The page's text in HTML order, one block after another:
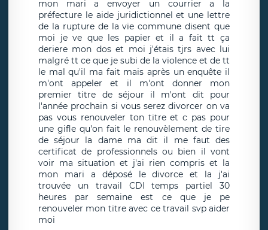
mon mari a envoyer un courrier a la
préfecture le aide juridictionnel et une lettre
de la rupture de la vie commune disent que
moi je ve que les papier et il a fait tt ça
deriere mon dos et moi j'étais tjrs avec lui
malgré tt ce que je subi de la violence et de tt
le mal qu'il ma fait mais après un enquête il
m'ont appeler et il m'ont donner mon
premier titre de séjour il m'ont dit pour
l'année prochain si vous serez divorcer on va
pas vous renouveler ton titre et c pas pour
une gifle qu'on fait le renouvèlement de tire
de séjour la dame ma dit il me faut des
certificat de professionnels ou bien il vont
voir ma situation et j'ai rien compris et la
mon mari a déposé le divorce et la j'ai
trouvée un travail CDI temps partiel 30
heures par semaine est ce que je pe
renouveler mon titre avec ce travail svp aider
moi